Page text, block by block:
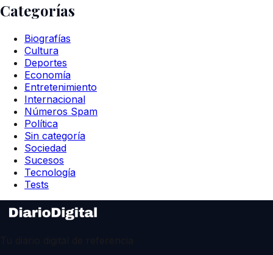
Categorías
Biografías
Cultura
Deportes
Economía
Entretenimiento
Internacional
Números Spam
Política
Sin categoría
Sociedad
Sucesos
Tecnología
Tests